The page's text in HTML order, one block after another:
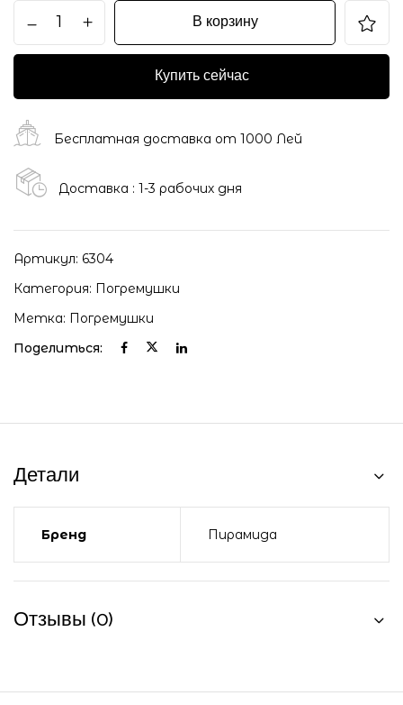
В корзину
Купить сейчас
Бесплатная доставка от 1000 Лей
Доставка : 1-3 рабочих дня
Артикул: 6304
Категория: Погремушки
Метка: Погремушки
Поделиться:
Детали
Бренд Пирамида
Отзывы (0)